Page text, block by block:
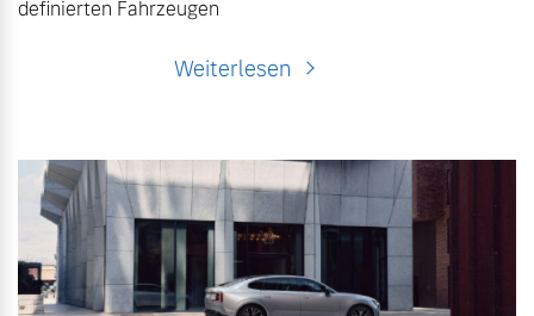
definierten Fahrzeugen
Weiterlesen